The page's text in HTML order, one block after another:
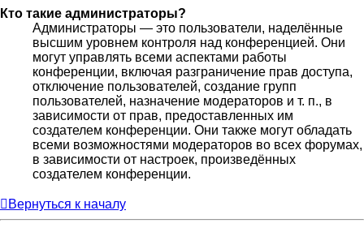
Кто такие администраторы?
Администраторы — это пользователи, наделённые
высшим уровнем контроля над конференцией. Они
могут управлять всеми аспектами работы
конференции, включая разграничение прав доступа,
отключение пользователей, создание групп
пользователей, назначение модераторов и т. п., в
зависимости от прав, предоставленных им
создателем конференции. Они также могут обладать
всеми возможностями модераторов во всех форумах,
в зависимости от настроек, произведённых
создателем конференции.
Вернуться к началу